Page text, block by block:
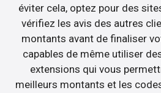
éviter cela, optez pour des
vérifiez les avis des autres
montants avant de finaliser
capables de même utiliser
extensions qui vous
meilleurs montants et les